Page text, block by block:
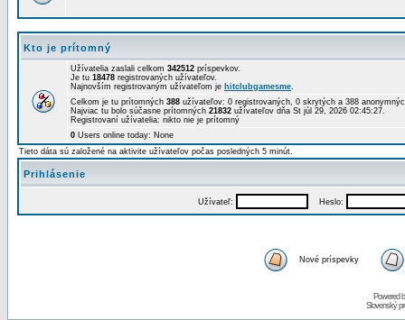
Kto je prítomný
Užívatelia zaslali celkom 342512 príspevkov.
Je tu 18478 registrovaných užívateľov.
Najnovším registrovaným užívateľom je hitclubgamesme.
Celkom je tu prítomných 388 užívateľov: 0 registrovaných, 0 skrytých a 388
Najviac tu bolo súčasne prítomných 21832 užívateľov dňa St júl 29, 2026 02:45:27.
Registrovaní užívatelia: nikto nie je prítomný
0 Users online today: None
Tieto dáta sú založené na aktivite užívateľov počas posledných 5 minút.
Prihlásenie
Užívateľ: Heslo:
Nové príspevky
Powered
Slovenský